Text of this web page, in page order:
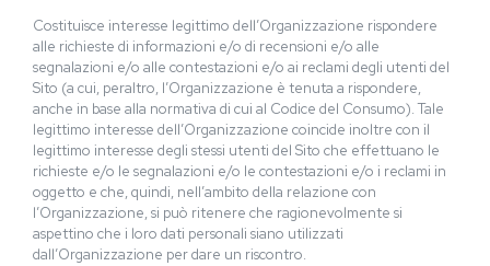
Costituisce interesse legittimo dell’Organizzazione rispondere
alle richieste di informazioni e/o di recensioni e/o alle
segnalazioni e/o alle contestazioni e/o ai reclami degli utenti del
Sito (a cui, peraltro, l’Organizzazione è tenuta a rispondere,
anche in base alla normativa di cui al Codice del Consumo). Tale
legittimo interesse dell’Organizzazione coincide inoltre con il
legittimo interesse degli stessi utenti del Sito che effettuano le
richieste e/o le segnalazioni e/o le contestazioni e/o i reclami in
oggetto e che, quindi, nell’ambito della relazione con
l’Organizzazione, si può ritenere che ragionevolmente si
aspettino che i loro dati personali siano utilizzati
dall’Organizzazione per dare un riscontro.